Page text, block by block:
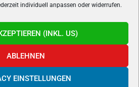
individuell anpassen oder widerrufen.
(INKL. US)
ABLEHNEN
EINSTELLUNGEN